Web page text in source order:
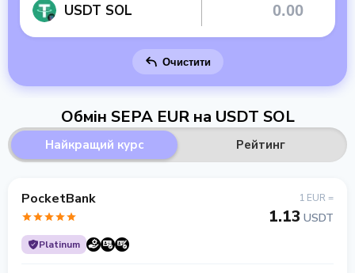
USDT SOL
Очистити
Обмін SEPA EUR на USDT SOL
Найкращий курс Рейтинг
PocketBank
Platinum
1 EUR =
1.13 USDT